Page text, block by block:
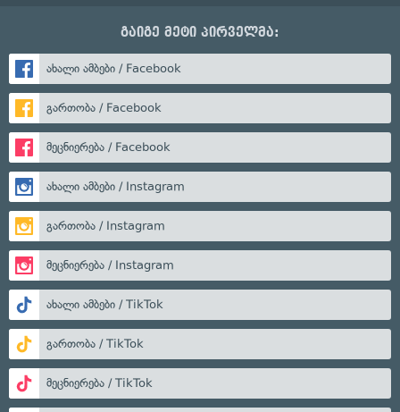
გაიგე მეტი პირველმა:
ახალი ამბები / Facebook
გართობა / Facebook
მეცნიერება / Facebook
ახალი ამბები / Instagram
გართობა / Instagram
მეცნიერება / Instagram
ახალი ამბები / TikTok
გართობა / TikTok
მეცნიერება / TikTok